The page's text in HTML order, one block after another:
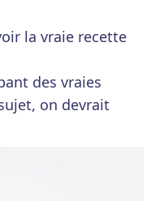
la vraie recette
des vraies
on devrait